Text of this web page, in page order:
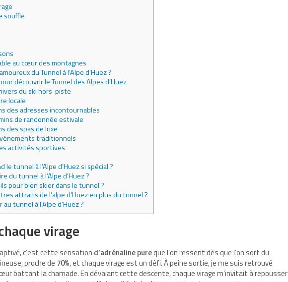
souffle
au cœur des montagnes
du Tunnel à l’Alpe d’Huez ?
découvrir le Tunnel des Alpes d’Huez
du ski hors-piste
locale
des adresses incontournables
de randonnée estivale
des spas de luxe
traditionnels
activités sportives
le tunnel à l’Alpe d’Huez si spécial ?
du tunnel à l’Alpe d’Huez ?
pour bien skier dans le tunnel ?
attraits de l’alpe d’Huez en plus du tunnel ?
tunnel à l’Alpe d’Huez ?
virage
c’est cette sensation d’adrénaline pureque l’on ressent dès que l’on sort du
proche de 70%, et chaque virage est un défi. À peine sortie, je me suis retrouvé
battant la chamade. En dévalant cette descente, chaque virage m’invitait à repousser